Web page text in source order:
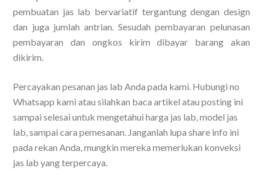
pembuatan jas lab bervariatif tergantung dengan design
dan juga jumlah antrian. Sesudah pembayaran pelunasan
pembayaran dan ongkos kirim dibayar barang akan
dikirim.
Percayakan pesanan jas lab Anda pada kami. Hubungi no
Whatsapp kami atau silahkan baca artikel atau posting ini
sampai selesai untuk mengetahui harga jas lab, model jas
lab, sampai cara pemesanan. Janganlah lupa share info ini
pada rekan Anda, mungkin mereka memerlukan konveksi
jas lab yang terpercaya.